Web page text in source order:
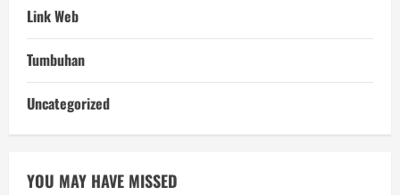
Link Web
Tumbuhan
Uncategorized
YOU MAY HAVE MISSED